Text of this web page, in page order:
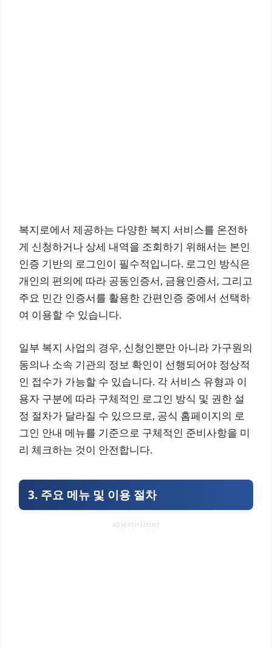
복지로에서 제공하는 다양한 복지 서비스를 온전하
게 신청하거나 상세 내역을 조회하기 위해서는 본인
인증 기반의 로그인이 필수적입니다. 로그인 방식은
개인의 편의에 따라 공동인증서, 금융인증서, 그리고
주요 민간 인증서를 활용한 간편인증 중에서 선택하
여 이용할 수 있습니다.
일부 복지 사업의 경우, 신청인뿐만 아니라 가구원의
동의나 소속 기관의 정보 확인이 선행되어야 정상적
인 접수가 가능할 수 있습니다. 각 서비스 유형과 이
용자 구분에 따라 구체적인 로그인 방식 및 권한 설
정 절차가 달라질 수 있으므로, 공식 홈페이지의 로
그인 안내 메뉴를 기준으로 구체적인 준비사항을 미
리 체크하는 것이 안전합니다.
3. 주요 메뉴 및 이용 절차
ADVERTISEMENT